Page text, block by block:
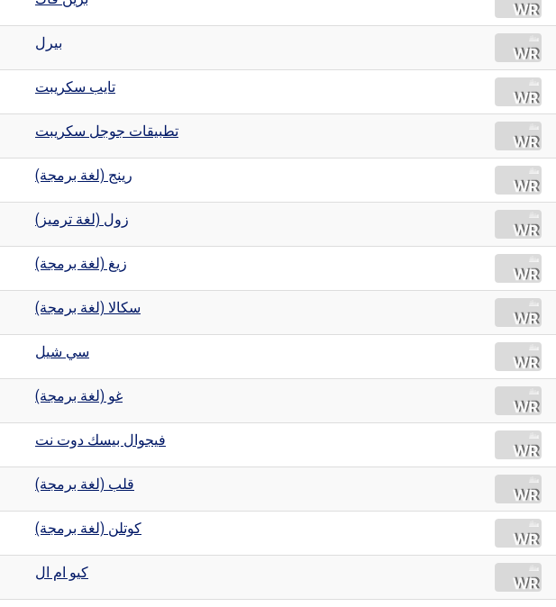
بيرل
تايب سكريبت
تطبيقات جوجل سكريبت
رينج (لغة برمجة)
زول (لغة ترميز)
زيغ (لغة برمجة)
سكالا (لغة برمجة)
سي شيل
غو (لغة برمجة)
فيجوال بيسك دوت نت
قلب (لغة برمجة)
كوتلن (لغة برمجة)
كيو ام ال